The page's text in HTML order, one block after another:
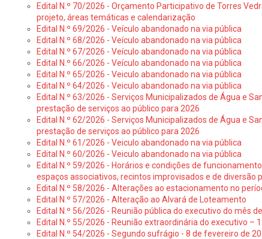
Edital N.º 70/2026 - Orçamento Participativo de Torres
projeto, áreas temáticas e calendarização
Edital N.º 69/2026 - Veículo abandonado na via pública
Edital N.º 68/2026 - Veículo abandonado na via pública
Edital N.º 67/2026 - Veículo abandonado na via pública
Edital N.º 66/2026 - Veículo abandonado na via pública
Edital N.º 65/2026 - Veiculo abandonado na via pública
Edital N.º 64/2026 - Veiculo abandonado na via pública
Edital N.º 63/2026 - Serviços Municipalizados de Água e
prestação de serviços ao público para 2026
Edital N.º 62/2026 - Serviços Municipalizados de Água e
prestação de serviços ao público para 2026
Edital N.º 61/2026 - Veiculo abandonado na via pública
Edital N.º 60/2026 - Veiculo abandonado na via pública
Edital N.º 59/2026 - Horários e condições de
espaços associativos, recintos improvisados e de diversão
Edital N.º 58/2026 - Alterações ao estacionamento no
Edital N.º 57/2026 - Alteração ao Alvará de Loteamento
Edital N.º 56/2026 - Reunião pública do executivo do mês
Edital N.º 55/2026 - Reunião extraordinária do executivo –
Edital N.º 54/2026 - Segundo sufrágio - 8 de fevereiro de